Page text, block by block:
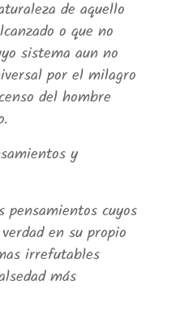
de aquello
o que no
sistema aun no
por el milagro
del hombre
y
pensamientos cuyos
en su propio
irrefutables
más